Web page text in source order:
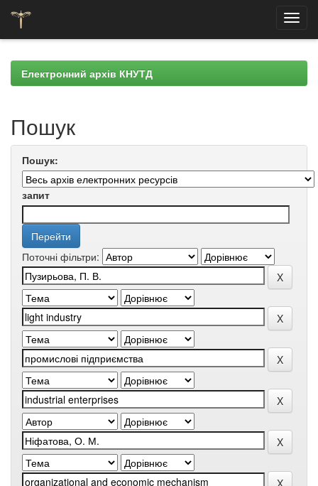
navigationЕлектронний архів КНУТД
Пошук
Пошук:
запит
Поточні фільтри: